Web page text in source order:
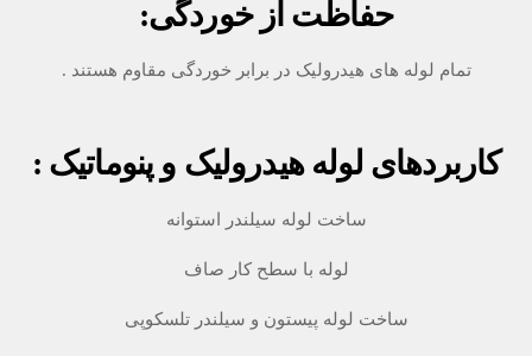
حفاظت از خوردگی:
تمام لوله های هیدرولیک در برابر خوردگی مقاوم هستند .
کاربردهای لوله هیدرولیک و پنوماتیک :
ساخت لوله سیلندر استوانه
لوله با سطح کار صاف
ساخت لوله پیستون و سیلندر تلسکوپی